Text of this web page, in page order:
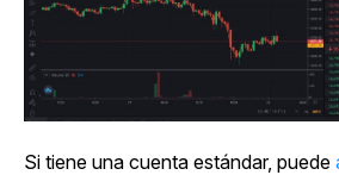
Si tiene una cuenta estándar, puede